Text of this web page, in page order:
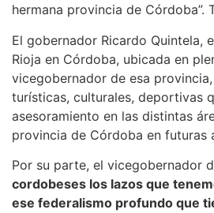
hermana provincia de Córdoba”.
El gobernador Ricardo Quintela,
Rioja en Córdoba, ubicada en
vicegobernador de esa
turísticas, culturales, deportivas
asesoramiento en las distintas
provincia de Córdoba en futuras
Por su parte, el vicegobernador
cordobeses los lazos que
ese federalismo profundo que